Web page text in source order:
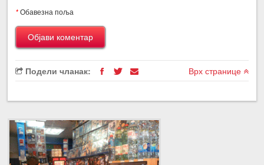
*Обавезна поља
Подели чланак: Врх странице